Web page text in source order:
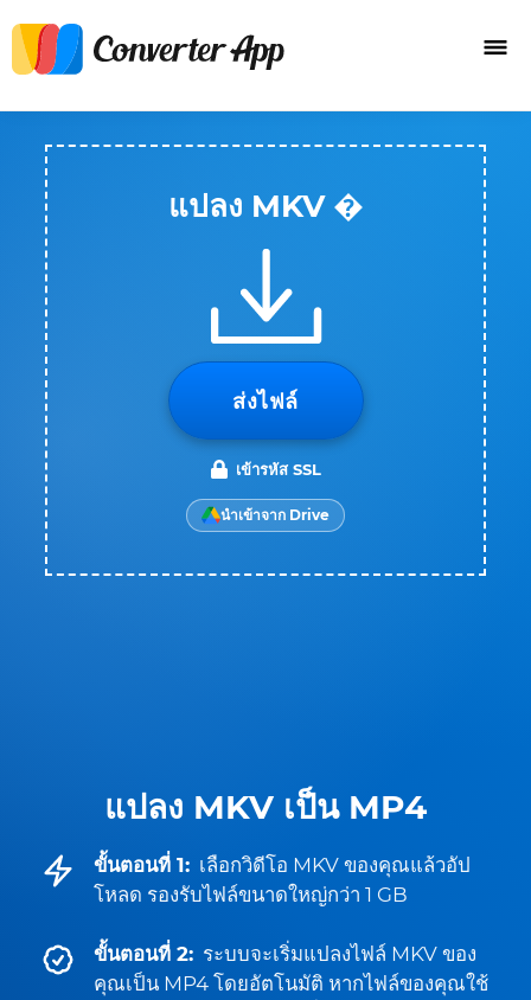
แปลง MKV เป็น MP4
ขั้นตอนที่ 1: เลือกวิดีโอ MKV ของคุณแล้วอัป
โหลด รองรับไฟล์ขนาดใหญ่กว่า 1 GB
ขั้นตอนที่ 2: ระบบจะเริ่มแปลงไฟล์ MKV ของ
คุณเป็น MP4 โดยอัตโนมัติ หากไฟล์ของคุณใช้
แปลง MKV �
ส่งไฟล์
เข้ารหัส SSL
นำเข้าจาก Drive